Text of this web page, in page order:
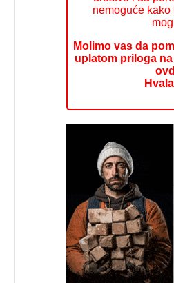
nemoguće
Molimo vas da
uplatom priloga